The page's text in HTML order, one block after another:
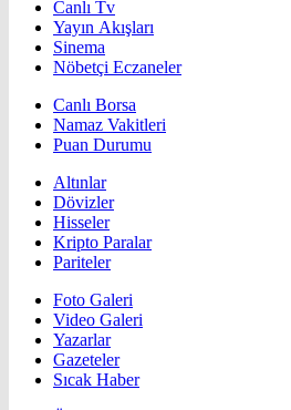
Canlı Tv
Yayın Akışları
Sinema
Nöbetçi Eczaneler
Canlı Borsa
Namaz Vakitleri
Puan Durumu
Altınlar
Dövizler
Hisseler
Kripto Paralar
Pariteler
Foto Galeri
Video Galeri
Yazarlar
Gazeteler
Sıcak Haber